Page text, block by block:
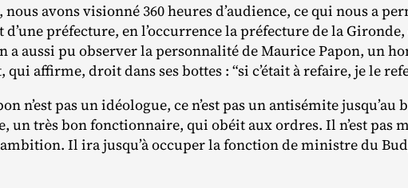
nous avons visionné 360 heures d’audience, ce qui nous a
préfecture, en l’occurrence la préfecture de la
a aussi pu observer la personnalité de Maurice Papon, un
qui affirme, droit dans ses bottes : “si c’était à refaire, je le
n’est pas un idéologue, ce n’est pas un antisémite jusqu’au
un très bon fonctionnaire, qui obéit aux ordres. Il n’est pas
Il ira jusqu’à occuper la fonction de ministre du